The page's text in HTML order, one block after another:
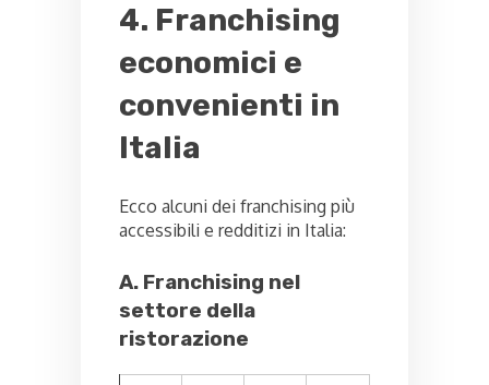
4. Franchising
economici e
convenienti in
Italia
Ecco alcuni dei franchising più
accessibili e redditizi in Italia:
A. Franchising nel
settore della
ristorazione